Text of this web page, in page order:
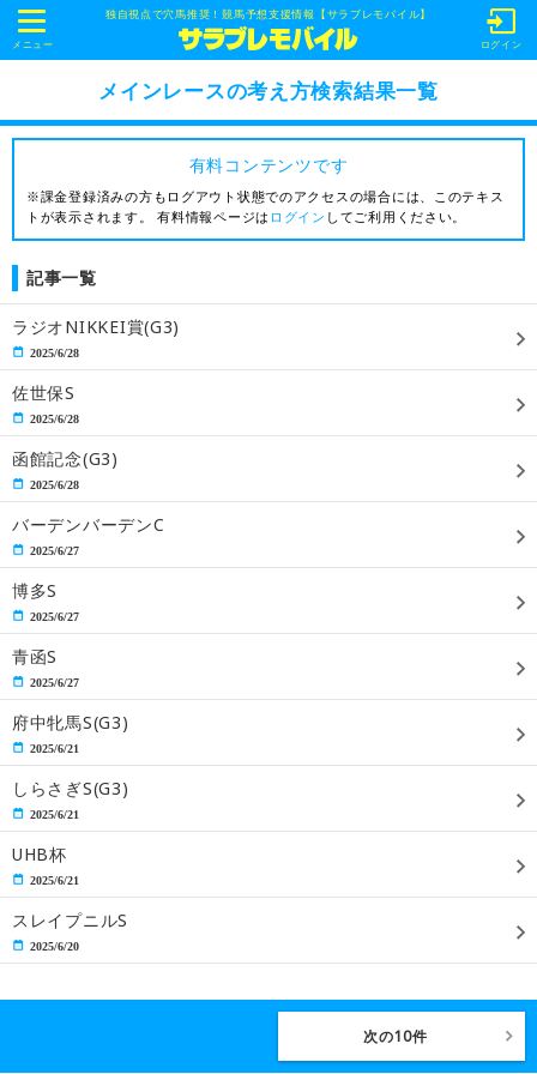
独自視点で穴馬推奨！競馬予想支援情報【サラブレモバイル】
t
o
g
e
n
i
g
a
t
o
メニュー ログイン
メインレースの考え方検索結果一覧
有料コンテンツです
※課金登録済みの方もログアウト状態でのアクセスの場合には、このテキス
トが表示されます。 有料情報ページは ログイン してご利用ください。
記事一覧
ラジオNIKKEI賞(G3)
2025/6/28
佐世保S
2025/6/28
函館記念(G3)
2025/6/28
バーデンバーデンC
2025/6/27
博多S
2025/6/27
青函S
2025/6/27
府中牝馬S(G3)
2025/6/21
しらさぎS(G3)
2025/6/21
UHB杯
2025/6/21
スレイプニルS
2025/6/20
次の10件